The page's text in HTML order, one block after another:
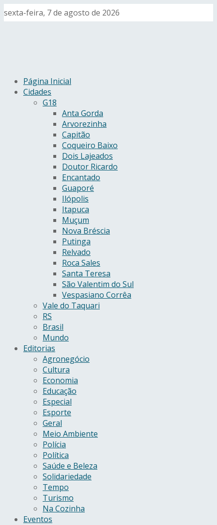
sexta-feira, 7 de agosto de 2026
Página Inicial
Cidades
G18
Anta Gorda
Arvorezinha
Capitão
Coqueiro Baixo
Dois Lajeados
Doutor Ricardo
Encantado
Guaporé
Ilópolis
Itapuca
Muçum
Nova Bréscia
Putinga
Relvado
Roca Sales
Santa Teresa
São Valentim do Sul
Vespasiano Corrêa
Vale do Taquari
RS
Brasil
Mundo
Editorias
Agronegócio
Cultura
Economia
Educação
Especial
Esporte
Geral
Meio Ambiente
Polícia
Política
Saúde e Beleza
Solidariedade
Tempo
Turismo
Na Cozinha
Eventos